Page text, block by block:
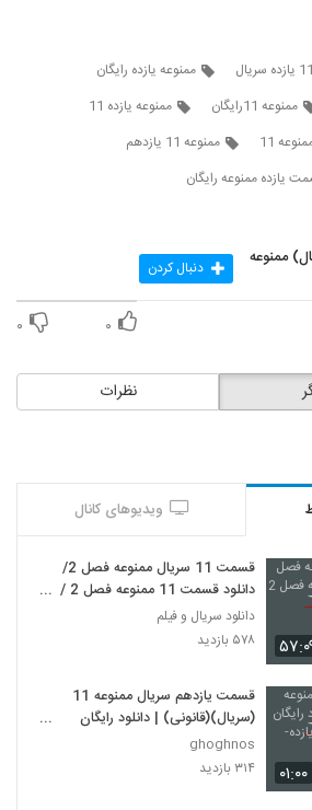
ممنوعه یازده رایگان
ممنوعه 11رایگان
ممنوعه یازده 11
11
ممنوعه 11 یازدهم
یازده ممنوعه رایگان
ممنوعه دنبال کردن
۰ ۰
نظرات
ویدیوهای کانال
قسمت 11 سریال ممنوعه فصل 2/
دانلود قسمت 11 ممنوعه فصل 2 /
سیما دانلود
دانلود سریال و فیلم
۵۷۸ بازدید
۰۱:۰۰
قسمت یازدهم سریال ممنوعه 11
(سریال)(قانونی) | دانلود رایگان
قسمت 11 سریال ممنوعه -یازده-
(online)
ghoghnos
۳۱۴ بازدید